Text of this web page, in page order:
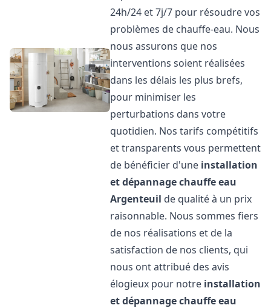
24h/24 et 7j/7 pour résoudre vos
problèmes de chauffe-eau. Nous
nous assurons que nos
interventions soient réalisées
dans les délais les plus brefs,
pour minimiser les
perturbations dans votre
quotidien. Nos tarifs compétitifs
et transparents vous permettent
de bénéficier d'une installation
et dépannage chauffe eau
Argenteuil de qualité à un prix
raisonnable. Nous sommes fiers
de nos réalisations et de la
satisfaction de nos clients, qui
nous ont attribué des avis
élogieux pour notre installation
et dépannage chauffe eau